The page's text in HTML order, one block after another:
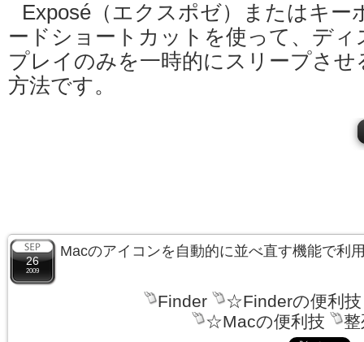
Exposé（エクスポゼ）またはキー
ードショートカットを使って、ディ
プレイのみを一時的にスリープさせ
方法です。
26
2009
Macのアイコンを自動的に並べ直す機能で利
Finder
☆Finderの便利技
☆Macの便利技